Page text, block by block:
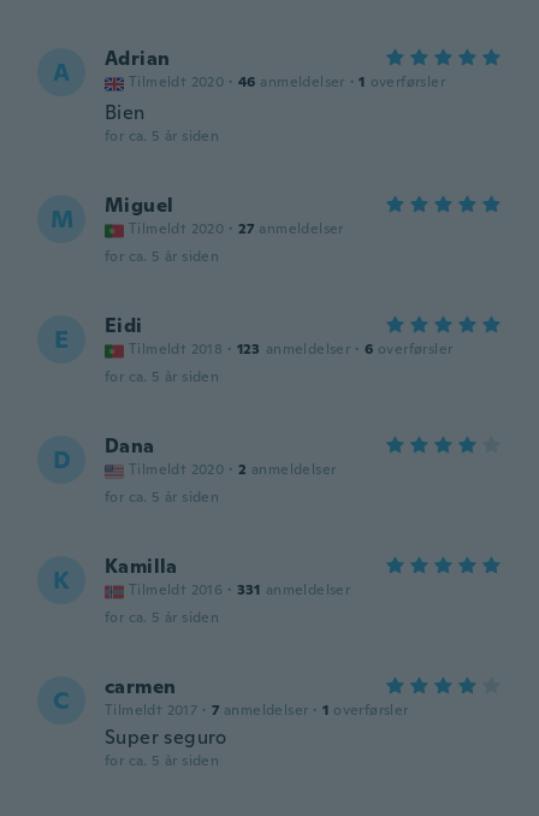
A Adrian
Tilmeldt 2020 · 46 anmeldelser · 1 overførsler
Bien
for ca. 5 år siden
M Miguel
Tilmeldt 2020 · 27 anmeldelser
for ca. 5 år siden
E Eidi
Tilmeldt 2018 · 123 anmeldelser · 6 overførsler
for ca. 5 år siden
D Dana
Tilmeldt 2020 · 2 anmeldelser
for ca. 5 år siden
K Kamilla
Tilmeldt 2016 · 331 anmeldelser
for ca. 5 år siden
C carmen
Tilmeldt 2017 · 7 anmeldelser · 1 overførsler
Super seguro
for ca. 5 år siden